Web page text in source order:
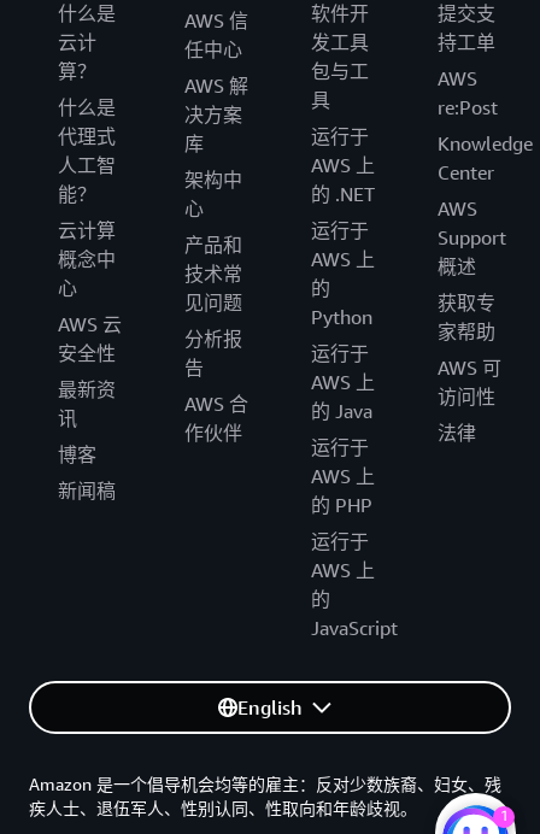
什么是
云计
算？
什么是
代理式
人工智
能？
云计算
概念中
心
AWS 云
安全性
最新资
讯
博客
新闻稿
AWS 信
任中心
AWS 解
决方案
库
架构中
心
产品和
技术常
见问题
分析报
告
AWS 合
作伙伴
软件开
发工具
包与工
具
运行于
AWS 上
的 .NET
运行于
AWS 上
的
Python
运行于
AWS 上
的 Java
运行于
AWS 上
的 PHP
运行于
AWS 上
的
JavaScript
提交支
持工单
AWS
re:Post
Knowledge
Center
AWS
Support
概述
获取专
家帮助
AWS 可
访问性
法律
English
Amazon 是一个倡导机会均等的雇主：反对少数族裔、妇女、残
疾人士、退伍军人、性别认同、性取向和年龄歧视。
1